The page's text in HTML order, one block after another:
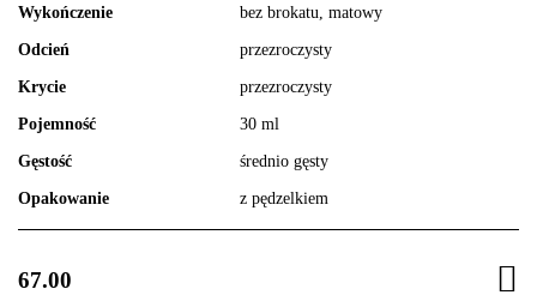
Wykończenie bez brokatu, matowy
Odcień przezroczysty
Krycie przezroczysty
Pojemność 30 ml
Gęstość średnio gęsty
Opakowanie z pędzelkiem
67.00